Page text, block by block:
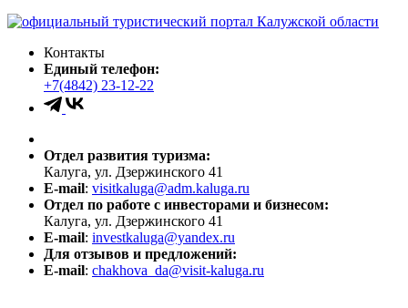
Контакты
Единый телефон:
+7(4842) 23-12-22
Отдел развития туризма:
Калуга, ул. Дзержинского 41
E-mail: visitkaluga@adm.kaluga.ru
Отдел по работе с инвесторами и бизнесом:
Калуга, ул. Дзержинского 41
E-mail: investkaluga@yandex.ru
Для отзывов и предложений:
E-mail: chakhova_da@visit-kaluga.ru